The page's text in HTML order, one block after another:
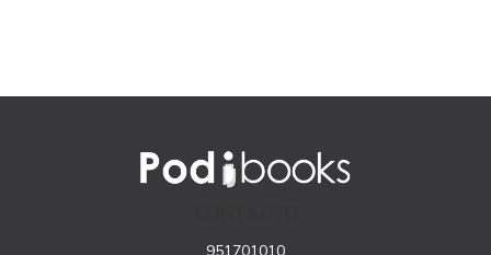
951701010